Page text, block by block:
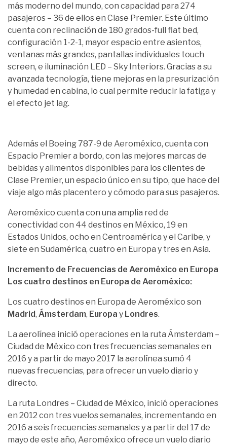
más moderno del mundo, con capacidad para 274
pasajeros – 36 de ellos en Clase Premier. Este último
cuenta con reclinación de 180 grados-full flat bed,
configuración 1-2-1, mayor espacio entre asientos,
ventanas más grandes, pantallas individuales touch
screen, e iluminación LED – Sky Interiors. Gracias a su
avanzada tecnología, tiene mejoras en la presurización
y humedad en cabina, lo cual permite reducir la fatiga y
el efecto jet lag.
Además el Boeing 787-9 de Aeroméxico, cuenta con
Espacio Premier a bordo, con las mejores marcas de
bebidas y alimentos disponibles para los clientes de
Clase Premier, un espacio único en su tipo, que hace del
viaje algo más placentero y cómodo para sus pasajeros.
Aeroméxico cuenta con una amplia red de
conectividad con 44 destinos en México, 19 en
Estados Unidos, ocho en Centroamérica y el Caribe, y
siete en Sudamérica, cuatro en Europa y tres en Asia.
Incremento de Frecuencias de Aeroméxico en Europa
Los cuatro destinos en Europa de Aeroméxico:
Los cuatro destinos en Europa de Aeroméxico son
Madrid, Ámsterdam, Europa y Londres.
La aerolínea inició operaciones en la ruta Ámsterdam –
Ciudad de México con tres frecuencias semanales en
2016 y a partir de mayo 2017 la aerolínea sumó 4
nuevas frecuencias, para ofrecer un vuelo diario y
directo.
La ruta Londres – Ciudad de México, inició operaciones
en 2012 con tres vuelos semanales, incrementando en
2016 a seis frecuencias semanales y a partir del 17 de
mayo de este año, Aeroméxico ofrece un vuelo diario